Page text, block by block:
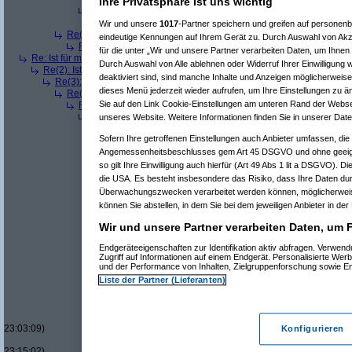
Re(6): Ist für mich ein Benzin- oder ein Dieselmotor
Re(7): Ist für mich ein Benzin- oder ein Dieselmotor
Re(4): Ist für mich ein Benzin- oder ein Dieselmotor geeigneter? (
Re(5): Ist für mich ein Benzin- oder ein Dieselmotor geeigneter?
Re: Ist für mich ein Benzin- oder ein Dieselmotor geeigneter?
Superfast
Re(2): Ist für mich ein Benzin- oder ein Dieselmotor geeigneter?(dizo
Re(3): Ist für mich ein Benzin- oder ein Dieselmotor geeigneter?(
Re(4): Ist für mich ein Benzin- oder ein Dieselmotor geeigneter?(
Re(5): Ist für mich ein Benzin- oder ein Dieselmotor geeigneter?
Re(6): Ist für mich ein Benzin- oder ein Dieselmotor
Re(8): Ist für mich ein Benzin- oder ein Dieselmotor
Re(9): Ist für mich ein Benzin- oder ein Dieselmotor
Re(10): Ist für mich ein Benzin- oder ein
Re(11): Ist für mich ein Benzin- oder ein
Re(11): Ist für mich ein Benzin- oder ein
Re(7): Ist für mich ein Benzin- oder ein Dieselmotor
Re(7): Ist für mich ein Benzin- oder ein Dieselmotor
Re(8): Ist für mich ein Benzin- oder ein Dieselmotor
Re(9): Ist für mich ein Benzin- oder ein Dieselmotor
Re(10): Ist für mich ein Benzin- oder ein
Re(11): Ist für mich ein Benzin- oder ein
Re(12): Ist für mich ein Benzin- oder ein
Re(13): Ist für mich ein Benzin- oder ein
Re(16): Ist für mich ein Benzin-
23:03:09)
Wir und unsere 1017-Partner speichern und greifen auf
eindeutige Kennungen auf Ihrem Gerät zu. Durch Auswahl von
für die unter „Wir und unsere Partner verarbeiten Daten, um
Durch Auswahl von Alle ablehnen oder Widerruf Ihrer
deaktiviert sind, sind manche Inhalte und Anzeigen
dieses Menü jederzeit wieder aufrufen, um Ihre Einstellungen zu
Sie auf den Link Cookie-Einstellungen am unteren Rand der
unseres Website. Weitere Informationen finden Sie in unserer
Sofern Ihre getroffenen Einstellungen auch Anbieter umfassen,
Angemessenheitsbeschlusses gem Art 45 DSGVO und ohne
so gilt Ihre Einwilligung auch hierfür (Art 49 Abs 1 lit a DSGVO).
die USA. Es besteht insbesondere das Risiko, dass Ihre Daten
Überwachungszwecken verarbeitet werden können,
können Sie abstellen, in dem Sie bei dem jeweiligen Anbieter in
Wir und unsere Partner verarbeiten Daten, um
Endgeräteeigenschaften zur Identifikation aktiv abfragen.
Zugriff auf Informationen auf einem Endgerät. Personalisierte
und der Performance von Inhalten, Zielgruppenforschung sowie
Liste der Partner (Lieferanten)
Konfigurieren